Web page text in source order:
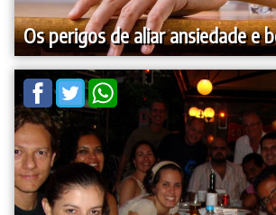
Os perigos de aliar ansiedade e